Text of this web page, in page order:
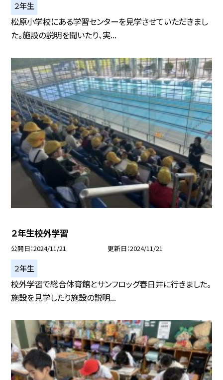
２年生
松原小学校にある学習センターを見学させていただきまし
た。施設の説明を聞いたり、実...
２年生校外学習
公開日 2024/11/21 更新日 2024/11/21
２年生
校外学習で総合体育館とサンフロッグ春日井に行きました。
施設を見学したり施設の説明...